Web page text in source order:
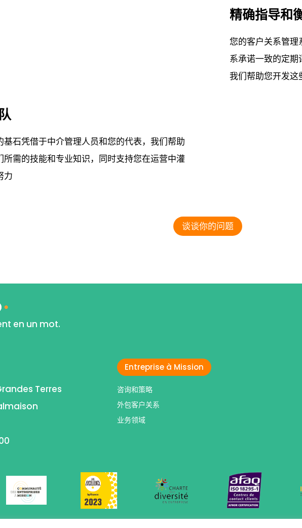
基石凭借于中介管理人员和您的代表，我们帮助
所需的技能和专业知识，同时支持您在运营中灌
力
精确指导和
您的客户关系管理
系承诺一致的定期
我们帮助您开发这
谈谈你的问题
en un mot.
Terres
Entreprise à Mission
咨询和策略
外包客户关系
业务领域